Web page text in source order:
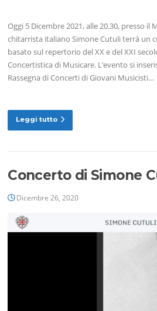
Oggi 5 Dicembre 2021, alle 20.30, presso il
chitarrista italiano Simone Cutuli terrà un
basato sul repertorio del XX e del XXI
Concertistica di Musicare. L’evento si
Rassegna di Concerti di Giovani Musicisti…
Leggi tutto
Concerto di Simone
Dicembre 26, 2020